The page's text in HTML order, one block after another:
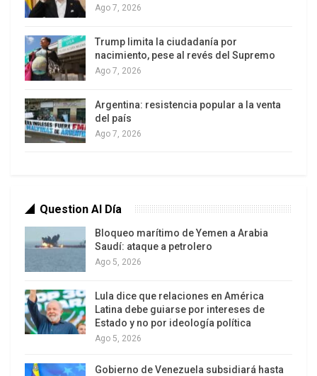
jurisdicción de la CIJ para dirimir esta disputa y
que el Acuerdo de Ginebra firmado con el Reino
Unido en febrero de 1966 es el marco normativo
apropiado. Durante las audiencias, Rodríguez
pidió a los jueces abstenerse de tomar una
decisión en el litigio y calificó el caso como un
Ago 7, 2026
Trump limita la ciudadanía por
nacimiento, pese al revés del Supremo
Ago 7, 2026
Argentina: resistencia popular a la venta
del país
Ago 7, 2026
Question Al Día
Bloqueo marítimo de Yemen a Arabia
Saudí: ataque a petrolero
Ago 5, 2026
Lula dice que relaciones en América
Latina debe guiarse por intereses de
Estado y no por ideología política
Ago 5, 2026
Gobierno de Venezuela subsidiará hasta